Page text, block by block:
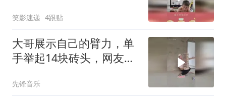
笑影速递 4跟贴
大哥展示自己的臂力，单
手举起14块砖头，网友：
先锋音乐